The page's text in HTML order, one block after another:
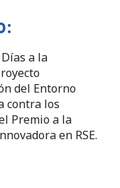
a la
del Entorno
contra los
Premio a la
en RSE.